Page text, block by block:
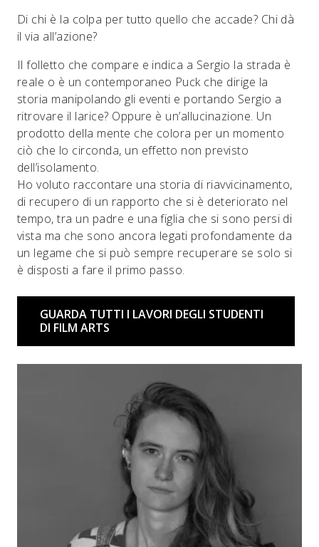
Di chi è la colpa per tutto quello che accade? Chi dà
il via all’azione?
Il folletto che compare e indica a Sergio la strada è
reale o è un contemporaneo Puck che dirige la
storia manipolando gli eventi e portando Sergio a
ritrovare il larice? Oppure è un’allucinazione. Un
prodotto della mente che colora per un momento
ciò che lo circonda, un effetto non previsto
dell’isolamento.
Ho voluto raccontare una storia di riavvicinamento,
di recupero di un rapporto che si è deteriorato nel
tempo, tra un padre e una figlia che si sono persi di
vista ma che sono ancora legati profondamente da
un legame che si può sempre recuperare se solo si
è disposti a fare il primo passo.
GUARDA TUTTI I LAVORI DEGLI STUDENTI
DI FILM ARTS